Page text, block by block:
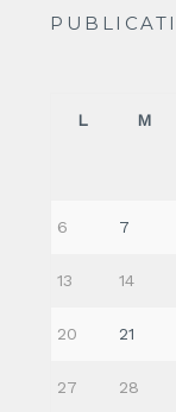
L M
6 7
13 14
20 21
27 28